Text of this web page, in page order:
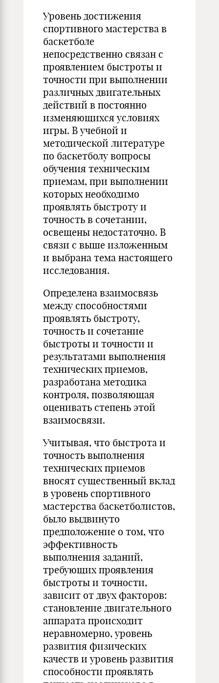
Уровень достижения
спортивного мастерства в
баскетболе
непосредственно связан с
проявлением быстроты и
точности при выполнении
различных двигательных
действий в постоянно
изменяющихся условиях
игры. В учебной и
методической литературе
по баскетболу вопросы
обучения техническим
приемам, при выполнении
которых необходимо
проявлять быстроту и
точность в сочетании,
освещены недостаточно. В
связи с выше изложенным
и выбрана тема настоящего
исследования.
Определена взаимосвязь
между способностями
проявлять быстроту,
точность и сочетание
быстроты и точности и
результатами выполнения
технических приемов,
разработана методика
контроля, позволяющая
оценивать степень этой
взаимосвязи.
Учитывая, что быстрота и
точность выполнения
технических приемов
вносят существенный вклад
в уровень спортивного
мастерства баскетболистов,
было выдвинуто
предположение о том, что
эффективность
выполнения заданий,
требующих проявления
быстроты и точности,
зависит от двух факторов:
становление двигательного
аппарата происходит
неравномерно, уровень
развития физических
качеств и уровень развития
способности проявлять